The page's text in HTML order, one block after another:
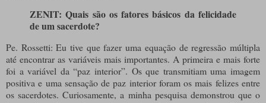
ZENIT: Quais são os fatores básicos da felicidade
de um sacerdote?
Pe. Rossetti: Eu tive que fazer uma equação de regressão múltipla
até encontrar as variáveis mais importantes. A primeira e mais forte
foi a variável da “paz interior”. Os que transmitiam uma imagem
positiva e uma sensação de paz interior foram os mais felizes entre
os sacerdotes. Curiosamente, a minha pesquisa demonstrou que o